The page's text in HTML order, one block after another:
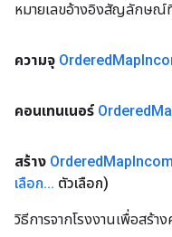
หมายเลขอ้างอิงสัญลักษ
ความจุ OrderedMap
คอนเทนเนอร์ Ordered
สร้าง OrderedMap
เลือก... ตัวเลือก)
วิธีการจากโรงงานเพื่อสร้